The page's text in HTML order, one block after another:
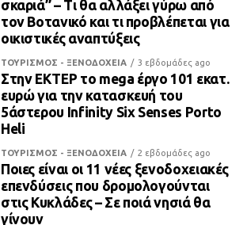
σκαριά” – Τι θα αλλάξει γύρω από
τον Βοτανικό και τι προβλέπεται για
οικιστικές αναπτύξεις
ΤΟΥΡΙΣΜΟΣ - ΞΕΝΟΔΟΧΕΙΑ 3 εβδομάδες ago
Στην ΕΚΤΕΡ το mega έργο 101 εκατ.
ευρώ για την κατασκευή του
5άστερου Infinity Six Senses Porto
Heli
ΤΟΥΡΙΣΜΟΣ - ΞΕΝΟΔΟΧΕΙΑ 2 εβδομάδες ago
Ποιες είναι οι 11 νέες ξενοδοχειακές
επενδύσεις που δρομολογούνται
στις Κυκλάδες – Σε ποιά νησιά θα
γίνουν